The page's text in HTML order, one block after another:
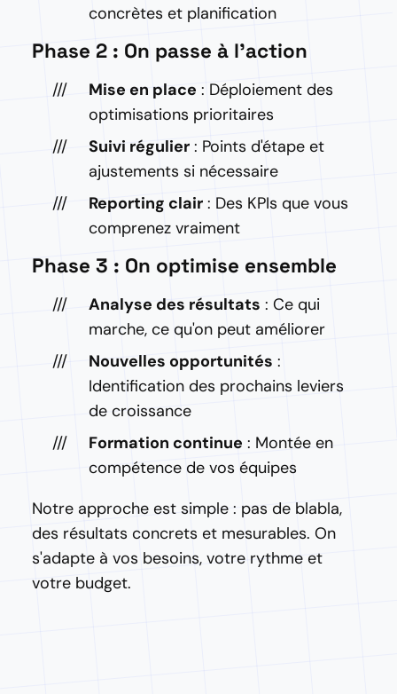
concrètes et planification
Phase 2 : On passe à l'action
Mise en place : Déploiement des
optimisations prioritaires
Suivi régulier : Points d'étape et
ajustements si nécessaire
Reporting clair : Des KPIs que vous
comprenez vraiment
Phase 3 : On optimise ensemble
Analyse des résultats : Ce qui
marche, ce qu'on peut améliorer
Nouvelles opportunités :
Identification des prochains leviers
de croissance
Formation continue : Montée en
compétence de vos équipes
Notre approche est simple : pas de blabla,
des résultats concrets et mesurables. On
s'adapte à vos besoins, votre rythme et
votre budget.